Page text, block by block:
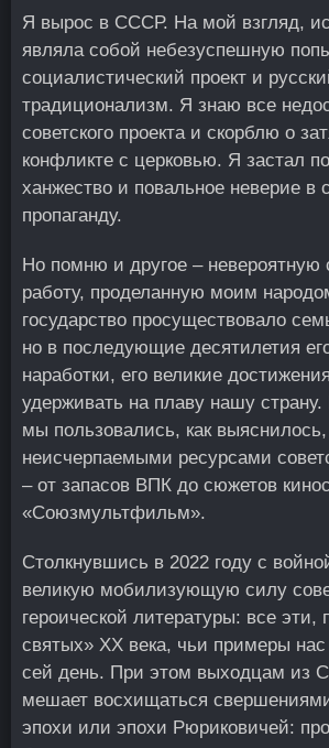
Я вырос в СССР. На мой взгляд,
являла собой небезуспешную
социалистический проект и
традиционализм. Я знаю все
советского проекта и скорблю о
конфликте с церковью. Я застал
ханжество и повальное неверие в
пропаганду.
Но помню и другое – невероятную
работу, проделанную моим
государство просуществовало
но в последующие десятилетия
наработки, его великие
удерживать на плаву нашу страну.
мы пользовались, как
неисчерпаемыми ресурсами
– от запасов ВПК до сюжетов
«Союзмультфильм».
Столкнувшись в 2022 году с
великую мобилизующую силу
героической литературы: все эти,
святых» XX века, чьи примеры
сей день. При этом выходцам из
мешает восхищаться
эпохи или эпохи Рюриковичей: